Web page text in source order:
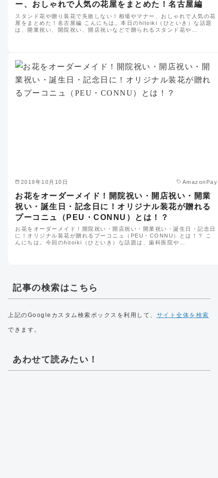
ー、おしゃれで人気の花屋をまとめた！名古屋編
スタンド花や贈り装花で失敗しない！相場やマナー、おしゃれで人気の花
屋をまとめた！名古屋編 こんにちは。本日のhitoiki（ひといき）な話題
は、開業祝い、開院祝い、開店祝いなどで贈られるスタンド花や…
2019年10月10日 AmazonPay
お花をオーダーメイド！開院祝い・開店祝い・開業
祝い・誕生日・記念日に！オリジナル装花が贈れる
プーコニュ（PEU・CONNU）とは！？
お花をオーダーメイド！開院祝い・開店祝い・開業祝い・誕生日・記念日
に！オリジナル装花が贈れるプーコニュ（PEU・CONNU）とは！？ こ
んにちは。今回のhitoiki（ひといき）な話題は、歯科医院や…
記事の検索はこちら
上記のGoogleカスタム検索ボックスを利用して、 サイト全体を検索
できます。
あわせて読みたい！